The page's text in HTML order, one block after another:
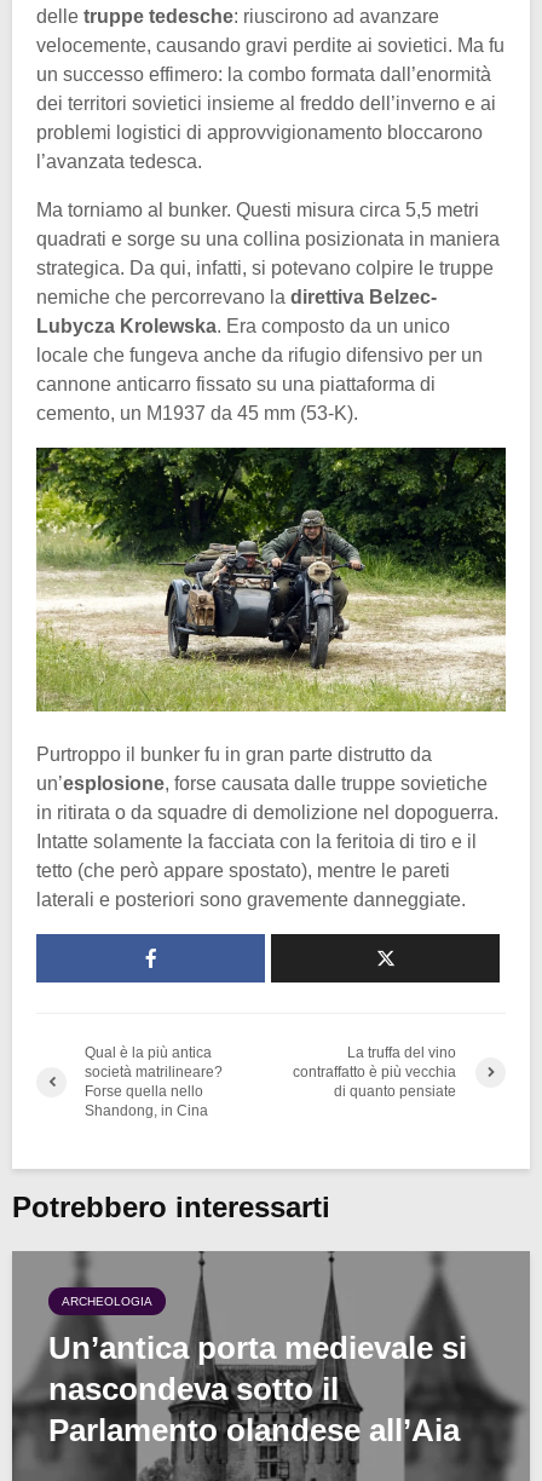
delle truppe tedesche: riuscirono ad avanzare
velocemente, causando gravi perdite ai sovietici. Ma fu
un successo effimero: la combo formata dall’enormità
dei territori sovietici insieme al freddo dell’inverno e ai
problemi logistici di approvvigionamento bloccarono
l’avanzata tedesca.
Ma torniamo al bunker. Questi misura circa 5,5 metri
quadrati e sorge su una collina posizionata in maniera
strategica. Da qui, infatti, si potevano colpire le truppe
nemiche che percorrevano la direttiva Belzec-
Lubycza Krolewska. Era composto da un unico
locale che fungeva anche da rifugio difensivo per un
cannone anticarro fissato su una piattaforma di
cemento, un M1937 da 45 mm (53-K).
Purtroppo il bunker fu in gran parte distrutto da
un’esplosione, forse causata dalle truppe sovietiche
in ritirata o da squadre di demolizione nel dopoguerra.
Intatte solamente la facciata con la feritoia di tiro e il
tetto (che però appare spostato), mentre le pareti
laterali e posteriori sono gravemente danneggiate.
Qual è la più antica
società matrilineare?
Forse quella nello
Shandong, in Cina
La truffa del vino
contraffatto è più vecchia
di quanto pensiate
Potrebbero interessarti
ARCHEOLOGIA
Un’antica porta medievale si
nascondeva sotto il
Parlamento olandese all’Aia